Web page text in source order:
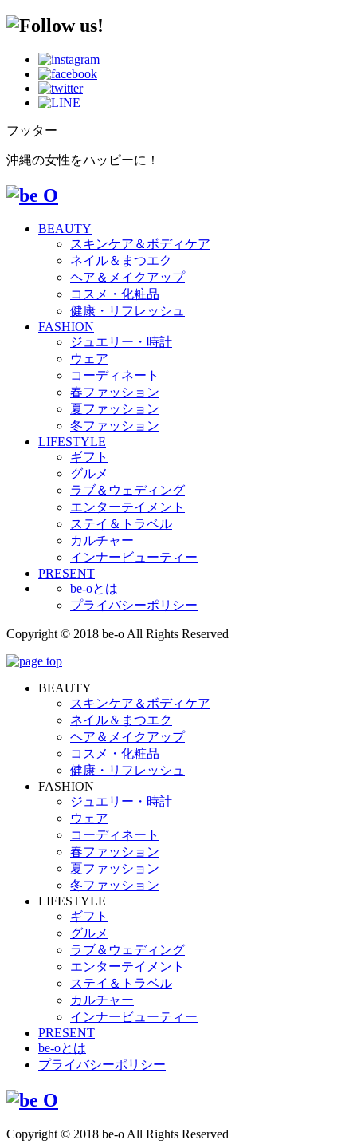
フッター
沖縄の女性をハッピーに！
BEAUTY
スキンケア＆ボディケア
ネイル＆まつエク
ヘア＆メイクアップ
コスメ・化粧品
健康・リフレッシュ
FASHION
ジュエリー・時計
ウェア
コーディネート
春ファッション
夏ファッション
冬ファッション
LIFESTYLE
ギフト
グルメ
ラブ＆ウェディング
エンターテイメント
ステイ＆トラベル
カルチャー
インナービューティー
PRESENT
be-oとは
プライバシーポリシー
Copyright © 2018 be-o All Rights Reserved
BEAUTY
スキンケア＆ボディケア
ネイル＆まつエク
ヘア＆メイクアップ
コスメ・化粧品
健康・リフレッシュ
FASHION
ジュエリー・時計
ウェア
コーディネート
春ファッション
夏ファッション
冬ファッション
LIFESTYLE
ギフト
グルメ
ラブ＆ウェディング
エンターテイメント
ステイ＆トラベル
カルチャー
インナービューティー
PRESENT
be-oとは
プライバシーポリシー
Copyright © 2018 be-o All Rights Reserved